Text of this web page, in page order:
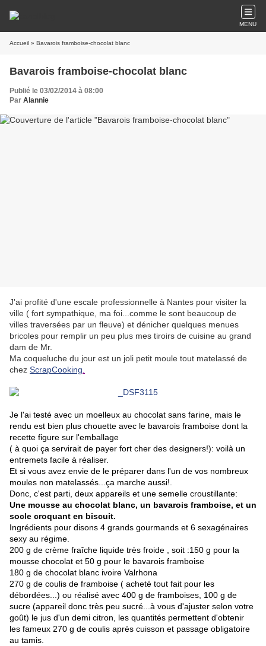
MENU
Accueil » Bavarois framboise-chocolat blanc
Bavarois framboise-chocolat blanc
Publié le 03/02/2014 à 08:00
Par Alannie
J'ai profité d'une escale professionnelle à Nantes pour visiter la
ville ( fort sympathique, ma foi...comme le sont beaucoup de
villes traversées par un fleuve) et dénicher quelques menues
bricoles pour remplir un peu plus mes tiroirs de cuisine au grand
dam de Mr.
Ma coqueluche du jour est un joli petit moule tout matelassé de
chez ScrapCooking
Je l'ai testé avec un moelleux au chocolat sans farine, mais le
rendu est bien plus chouette avec le bavarois framboise dont la
recette figure sur l'emballage
( à quoi ça servirait de payer fort cher des designers!): voilà un
entremets facile à réaliser.
Et si vous avez envie de le préparer dans l'un de vos nombreux
moules non matelassés...ça marche aussi!.
Donc, c'est parti, deux appareils et une semelle croustillante:
Une mousse au chocolat blanc, un bavarois framboise, et un
socle croquant en biscuit.
Ingrédients pour disons 4 grands gourmands et 6 sexagénaires
sexy au régime.
200 g de crème fraîche liquide très froide , soit :150 g pour la
mousse chocolat et 50 g pour le bavarois framboise
180 g de chocolat blanc ivoire Valrhona
270 g de coulis de framboise ( acheté tout fait pour les
débordées...) ou réalisé avec 400 g de framboises, 100 g de
sucre (appareil donc très peu sucré...à vous d'ajuster selon votre
goût) le jus d'un demi citron, les quantités permettent d'obtenir
les fameux 270 g de coulis après cuisson et passage obligatoire
au tamis.